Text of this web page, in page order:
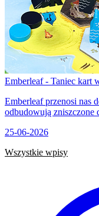
Emberleaf - Taniec kart
Emberleaf przenosi nas
odbudowują zniszczone
25-06-2026
Wszystkie wpisy